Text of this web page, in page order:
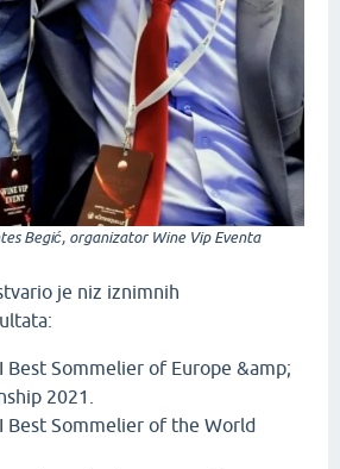
Begić, organizator Wine Vip Eventa
je niz iznimnih
Best Sommelier of Europe &amp;
2021.
Best Sommelier of the World